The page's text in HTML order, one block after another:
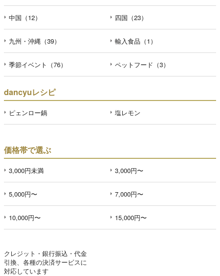
中国（12） 四国（23）
九州・沖縄（39） 輸入食品（1）
季節イベント（76） ペットフード（3）
dancyuレシピ
ピェンロー鍋 塩レモン
価格帯で選ぶ
3,000円未満 3,000円〜
5,000円〜 7,000円〜
10,000円〜 15,000円〜
クレジット・銀行振込・代金
引換、各種の決済サービスに
対応しています